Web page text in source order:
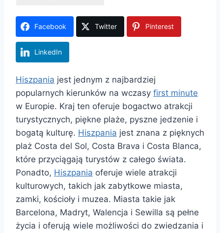
Facebook Twitter Pinterest
LinkedIn
Hiszpania jest jednym z najbardziej
popularnych kierunków na wczasy first minute
w Europie. Kraj ten oferuje bogactwo atrakcji
turystycznych, piękne plaże, pyszne jedzenie i
bogatą kulturę. Hiszpania jest znana z pięknych
plaż Costa del Sol, Costa Brava i Costa Blanca,
które przyciągają turystów z całego świata.
Ponadto, Hiszpania oferuje wiele atrakcji
kulturowych, takich jak zabytkowe miasta,
zamki, kościoły i muzea. Miasta takie jak
Barcelona, Madryt, Walencja i Sewilla są pełne
życia i oferują wiele możliwości do zwiedzania i